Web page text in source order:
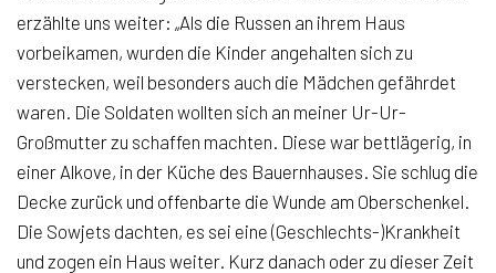
erzählte uns weiter: „Als die Russen an ihrem Haus
vorbeikamen, wurden die Kinder angehalten sich zu
verstecken, weil besonders auch die Mädchen gefährdet
waren. Die Soldaten wollten sich an meiner Ur-Ur-
Großmutter zu schaffen machten. Diese war bettlägerig, in
einer Alkove, in der Küche des Bauernhauses. Sie schlug die
Decke zurück und offenbarte die Wunde am Oberschenkel.
Die Sowjets dachten, es sei eine (Geschlechts-)Krankheit
und zogen ein Haus weiter. Kurz danach oder zu dieser Zeit